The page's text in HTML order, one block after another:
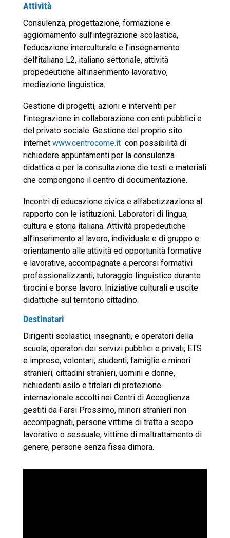
Attività
Consulenza, progettazione, formazione e
aggiornamento sull’integrazione scolastica,
l’educazione interculturale e l’insegnamento
dell’italiano L2, italiano settoriale, attività
propedeutiche all’inserimento lavorativo,
mediazione linguistica.
Gestione di progetti, azioni e interventi per
l’integrazione in collaborazione con enti pubblici e
del privato sociale. Gestione del proprio sito
internet www.centrocome.itcon possibilità di
richiedere appuntamenti per la consulenza
didattica e per la consultazione die testi e materiali
che compongono il centro di documentazione.
Incontri di educazione civica e alfabetizzazione al
rapporto con le istituzioni. Laboratori di lingua,
cultura e storia italiana. Attività propedeutiche
all’inserimento al lavoro, individuale e di gruppo e
orientamento alle attività ed opportunità formative
e lavorative, accompagnate a percorsi formativi
professionalizzanti, tutoraggio linguistico durante
tirocini e borse lavoro. Iniziative culturali e uscite
didattiche sul territorio cittadino.
Destinatari
Dirigenti scolastici, insegnanti, e operatori della
scuola; operatori dei servizi pubblici e privati; ETS
e imprese, volontari; studenti; famiglie e minori
stranieri; cittadini stranieri, uomini e donne,
richiedenti asilo e titolari di protezione
internazionale accolti nei Centri di Accoglienza
gestiti da Farsi Prossimo, minori stranieri non
accompagnati, persone vittime di tratta a scopo
lavorativo o sessuale, vittime di maltrattamento di
genere, persone senza fissa dimora.